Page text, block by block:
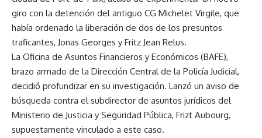
giro con la detención del antiguo CG Michelet Virgile, que
había ordenado la liberación de dos de los presuntos
traficantes, Jonas Georges y Fritz Jean Relus.
La Oficina de Asuntos Financieros y Económicos (BAFE),
brazo armado de la Dirección Central de la Policía Judicial,
decidió profundizar en su investigación. Lanzó un aviso de
búsqueda contra el subdirector de asuntos jurídicos del
Ministerio de Justicia y Seguridad Pública, Frizt Aubourg,
supuestamente vinculado a este caso.